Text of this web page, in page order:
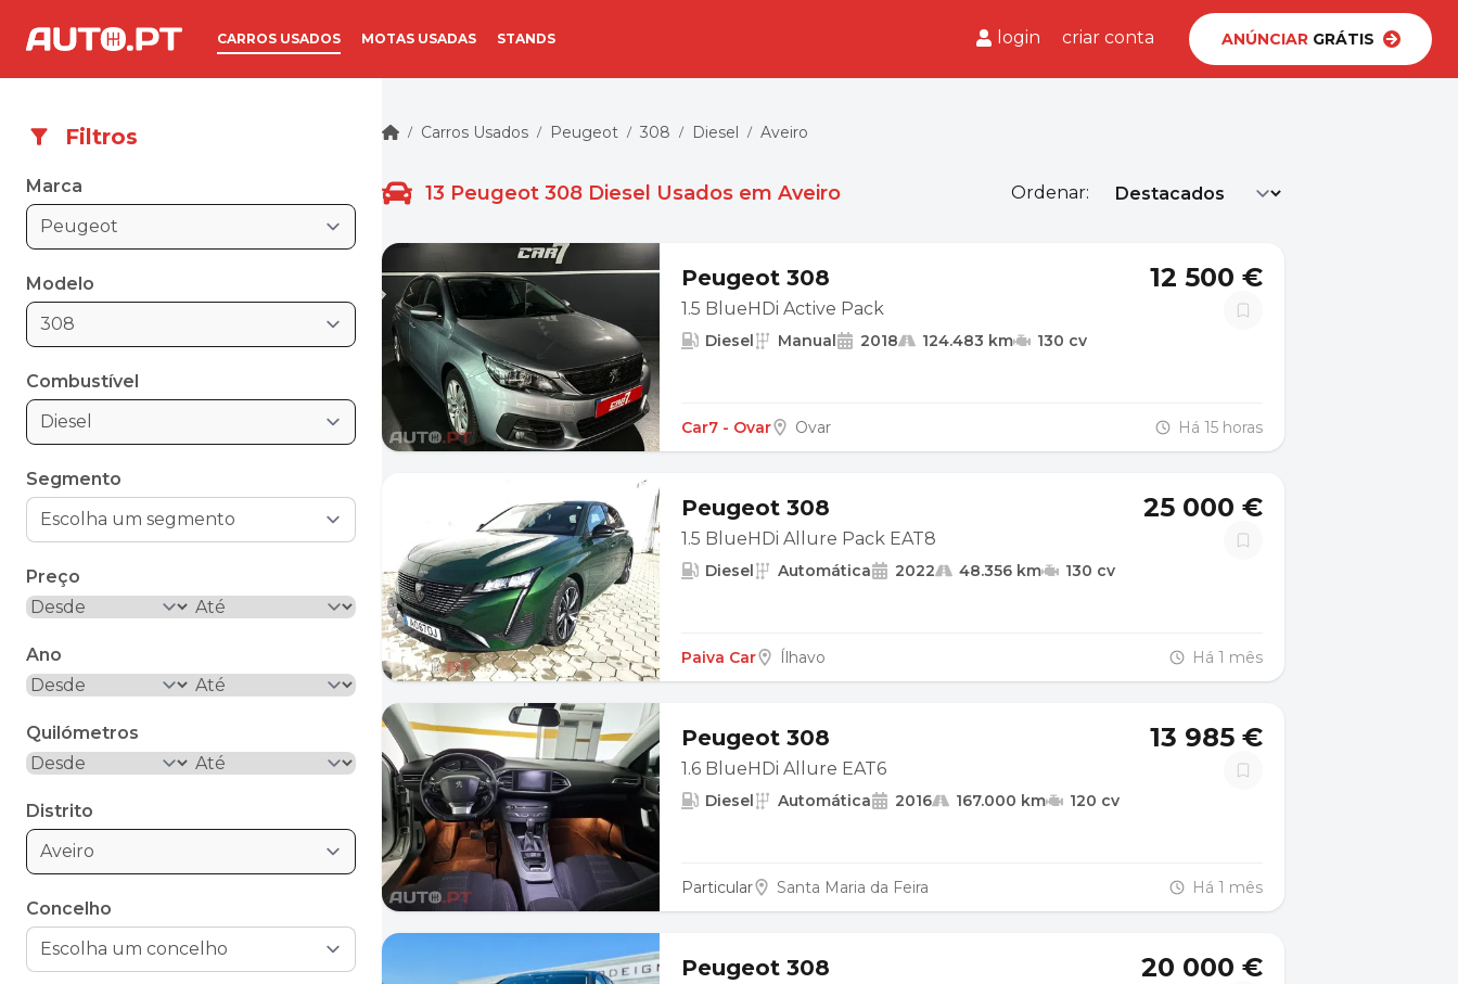
CARROS USADOS MOTAS USADAS STANDS login criar conta ANÚNCIARGRÁTIS
Filtros
Marca
Peugeot
Modelo
308
Combustível
Diesel
Segmento
Preço
Ano
Quilómetros
Distrito
Aveiro
Concelho
/ Carros Usados / Peugeot / 308 / Diesel / Aveiro
13 Peugeot 308 Diesel Usados em Aveiro Ordenar:
Peugeot 308
1.5 BlueHDi Active Pack
12 500 €
Diesel Manual 2018 124.483 km 130 cv
Car7 - Ovar Ovar Há 15 horas
Peugeot 308
1.5 BlueHDi Allure Pack EAT8
25 000 €
Diesel Automática 2022 48.356 km 130 cv
Paiva Car Ílhavo Há 1 mês
Peugeot 308
1.6 BlueHDi Allure EAT6
13 985 €
Diesel Automática 2016 167.000 km 120 cv
Particular Santa Maria da Feira Há 1 mês
Peugeot 308 20 000 €